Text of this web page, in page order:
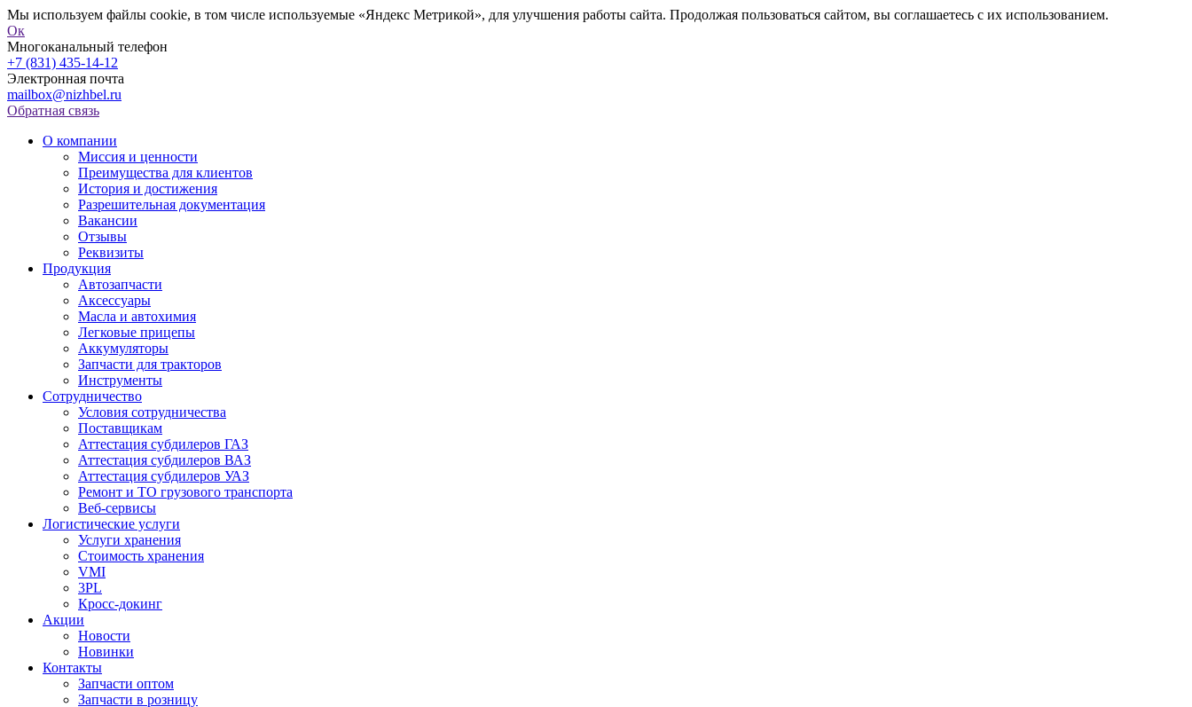
Мы используем файлы cookie, в том числе используемые «Яндекс Метрикой», для улучшения работы сайта. Продолжая пользоваться сайтом, вы соглашаетесь с их использованием.
Ок
Многоканальный телефон
+7 (831) 435-14-12
Электронная почта
mailbox@nizhbel.ru
Обратная связь
О компании
Миссия и ценности
Преимущества для клиентов
История и достижения
Разрешительная документация
Вакансии
Отзывы
Реквизиты
Продукция
Автозапчасти
Аксессуары
Масла и автохимия
Легковые прицепы
Аккумуляторы
Запчасти для тракторов
Инструменты
Сотрудничество
Условия сотрудничества
Поставщикам
Аттестация субдилеров ГАЗ
Аттестация субдилеров ВАЗ
Аттестация субдилеров УАЗ
Ремонт и ТО грузового транспорта
Веб-сервисы
Логистические услуги
Услуги хранения
Стоимость хранения
VMI
3PL
Кросс-докинг
Акции
Новости
Новинки
Контакты
Запчасти оптом
Запчасти в розницу